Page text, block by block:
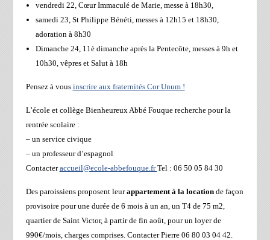
vendredi 22, Cœur Immaculé de Marie, messe à 18h30,
samedi 23, St Philippe Bénéti, messes à 12h15 et 18h30,
adoration à 8h30
Dimanche 24, 11è dimanche après la Pentecôte, messes à 9h et
10h30, vêpres et Salut à 18h
Pensez à vous inscrire aux fraternités Cor Unum !
L’école et collège Bienheureux Abbé Fouque recherche pour la
rentrée scolaire :
– un service civique
– un professeur d’espagnol
Contacteraccueil@ecole-abbefouque.frTel : 06 50 05 84 30
Des paroissiens proposent leurappartement à la locationde façon
provisoire pour une durée de 6 mois à un an, un T4 de 75 m2,
quartier de Saint Victor, à partir de fin août, pour un loyer de
990€/mois, charges comprises. Contacter Pierre 06 80 03 04 42.